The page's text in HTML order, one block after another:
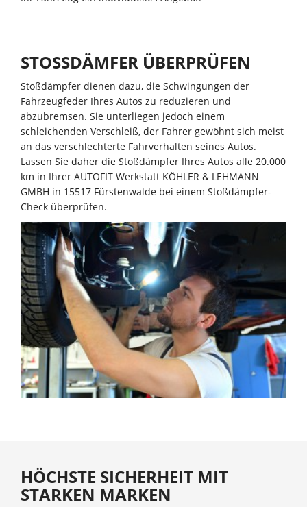
STOSSDÄMFER ÜBERPRÜFEN
Stoßdämpfer dienen dazu, die Schwingungen der
Fahrzeugfeder Ihres Autos zu reduzieren und
abzubremsen. Sie unterliegen jedoch einem
schleichenden Verschleiß, der Fahrer gewöhnt sich meist
an das verschlechterte Fahrverhalten seines Autos.
Lassen Sie daher die Stoßdämpfer Ihres Autos alle 20.000
km in Ihrer AUTOFIT Werkstatt KÖHLER & LEHMANN
GMBH in 15517 Fürstenwalde bei einem Stoßdämpfer-
Check überprüfen.
HÖCHSTE SICHERHEIT MIT
STARKEN MARKEN